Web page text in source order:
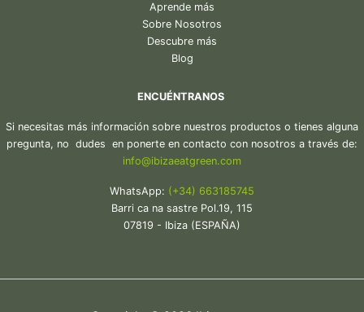
Aprende más
Sobre Nosotros
Descubre más
Blog
ENCUÉNTRANOS
Si necesitas más información sobre nuestros productos o tienes alguna
pregunta, no dudes en ponerte en contacto con nosotros a través de:
info@ibizaeatgreen.com
WhatsApp: (+34) 663185745
Barri ca na sastre Pol.19, 115
07819 - Ibiza (ESPAÑA)